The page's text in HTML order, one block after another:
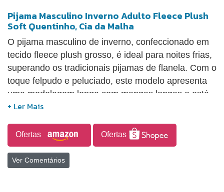
Pijama Masculino Inverno Adulto Fleece Plush
Soft Quentinho, Cia da Malha
O pijama masculino de inverno, confeccionado em
tecido fleece plush grosso, é ideal para noites frias,
superando os tradicionais pijamas de flanela. Com o
toque felpudo e peluciado, este modelo apresenta
uma modelagem longa com mangas longas e está
disponível em tamanhos que vão do adulto ao plus
máximo. Sua durabilidade e qualidade são
superiores, mantendo a aparência de novo mesmo
após várias lavagens, sem perder a textura. Além
Ofertas Ofertas
Ver Comentários